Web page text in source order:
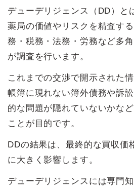
デューデリジェンス（DD）と
薬局の価値やリスクを精査す
務・税務・法務・労務など多
が調査を行います。
これまでの交渉で開示された
帳簿に現れない簿外債務や訴
的な問題が隠れていないかな
ことが目的です。
DDの結果は、最終的な買収価
に大きく影響します。
デューデリジェンスには専門